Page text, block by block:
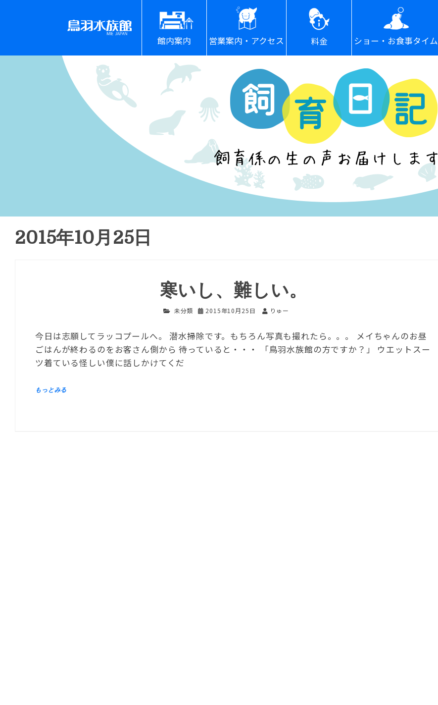
館内案内 営業案内・アクセス 料金 ショー・お食事タイム
2015年10月25日
寒いし、難しい。
未分類 2015年10月25日 りゅー
今日は志願してラッコプールへ。 潜水掃除です。もちろん写真も撮れたら。。。 メイちゃんのお昼
ごはんが終わるのをお客さん側から 待っていると・・・ 「鳥羽水族館の方ですか？」 ウエットスー
ツ着ている怪しい僕に話しかけてくだ